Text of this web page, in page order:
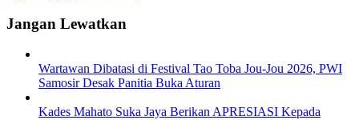
Jangan Lewatkan
Wartawan Dibatasi di Festival Tao Toba Jou-Jou 2026, PWI
Samosir Desak Panitia Buka Aturan
Kades Mahato Suka Jaya Berikan APRESIASI Kepada